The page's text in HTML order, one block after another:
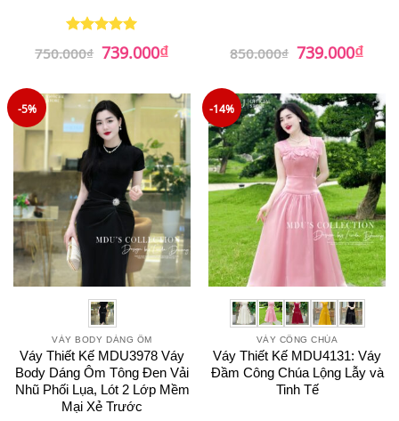
Được xếp
hạng
55
750.000₫ Giá
gốc
739.000₫Giá
hiện
739.000₫.
850.000₫ Giá
gốc
739.000₫Giá
hiện
-5%
VÁY BODY DÁNG ÔM
Váy Thiết Kế MDU3978 Váy
Body Dáng Ôm Tông Đen Vải
Nhũ Phối Lụa, Lót 2 Lớp Mềm
Mại Xẻ Trước
-14%
VÁY CÔNG CHÚA
Váy Thiết Kế MDU4131: Váy
Đầm Công Chúa Lộng Lẫy và
Tinh Tế